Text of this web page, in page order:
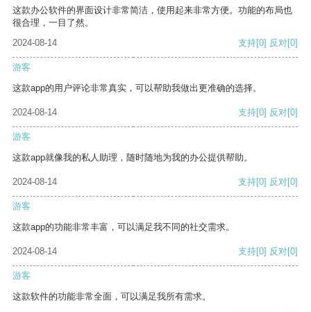
这款办公软件的界面设计非常简洁，使用起来非常方便。功能的布局也
很合理，一目了然。
2024-08-14
支持[0] 反对[0]
游客
这款app的用户评论非常真实，可以帮助我做出更准确的选择。
2024-08-14 支持[0] 反对[0]
游客
这款app就像我的私人助理，随时随地为我的办公提供帮助。
2024-08-14 支持[0] 反对[0]
游客
这款app的功能非常丰富，可以满足我不同的社交需求。
2024-08-14 支持[0] 反对[0]
游客
这款软件的功能非常全面，可以满足我所有需求。